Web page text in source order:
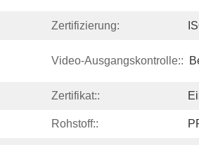
Zertifizierung:
Video-Ausgangskontrolle::
Zertifikat::
Rohstoff::